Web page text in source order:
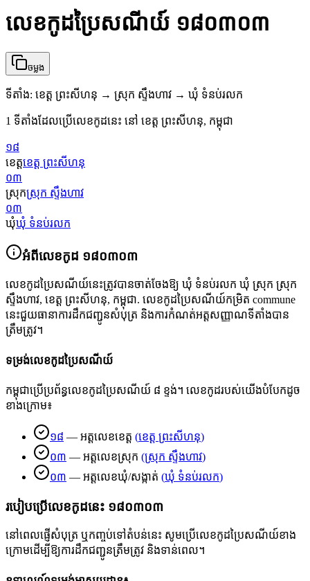
លេខកូដប្រៃសណីយ៍ ១៨០៣០៣
ចម្លង
ទីតាំង: ខេត្ត ព្រះសីហនុ → ស្រុក ស្ទឹងហាវ → ឃុំ ទំនប់រលក
1 ទីតាំងដែលប្រើលេខកូដនេះ នៅ ខេត្ត ព្រះសីហនុ, កម្ពុជា
១៨
ខេត្តខេត្ត ព្រះសីហនុ
០៣
ស្រុកស្រុក ស្ទឹងហាវ
០៣
ឃុំឃុំ ទំនប់រលក
អំពីលេខកូដ ១៨០៣០៣
លេខកូដប្រៃសណីយ៍នេះត្រូវបានចាត់ចែងឱ្យ ឃុំ ទំនប់រលក ឃុំ ស្រុក ស្រុក
ស្ទឹងហាវ, ខេត្ត ព្រះសីហនុ, កម្ពុជា. លេខកូដប្រៃសណីយ៍កម្រិត commune
នេះជួយធានាការដឹកជញ្ជូនសំបុត្រ និងការកំណត់អត្តសញ្ញាណទីតាំងបាន
ត្រឹមត្រូវ។
ទម្រង់លេខកូដប្រៃសណីយ៍
កម្ពុជាប្រើប្រព័ន្ធលេខកូដប្រៃសណីយ៍ ៨ ខ្ទង់។ លេខកូដរបស់យើងបំបែកដូច
ខាងក្រោម៖
១៨ — អត្តលេខខេត្ត (ខេត្ត ព្រះសីហនុ)
០៣ — អត្តលេខស្រុក (ស្រុក ស្ទឹងហាវ)
០៣ — អត្តលេខឃុំ/សង្កាត់ (ឃុំ ទំនប់រលក)
របៀបប្រើលេខកូដនេះ ១៨០៣០៣
នៅពេលផ្ញើសំបុត្រ ឬកញ្ចប់ទៅតំបន់នេះ សូមប្រើលេខកូដប្រៃសណីយ៍ខាង
ក្រោមដើម្បីឱ្យការដឹកជញ្ជូនត្រឹមត្រូវ និងទាន់ពេល។